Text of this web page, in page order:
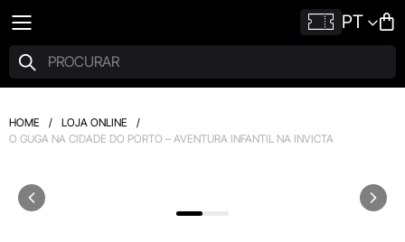
PT
HOME / LOJA ONLINE
/
O GUGA NA CIDADE DO PORTO – AVENTURA INFANTIL NA INVICTA